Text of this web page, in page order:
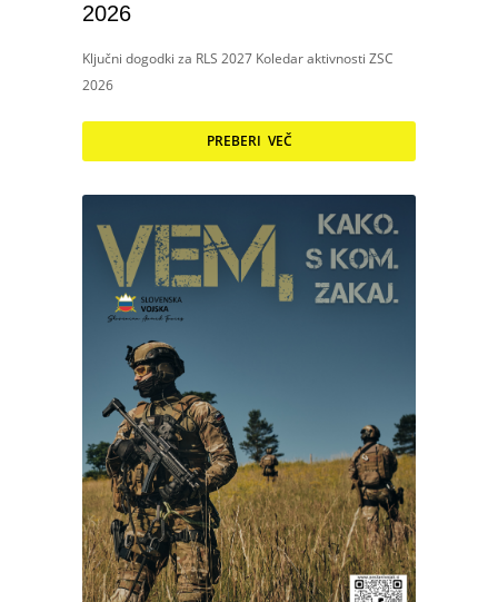
2026
Ključni dogodki za RLS 2027 Koledar aktivnosti ZSC
2026
PREBERI VEČ